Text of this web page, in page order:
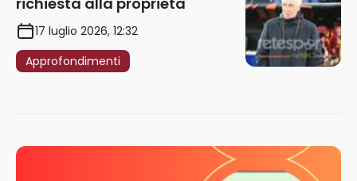
17 luglio 2026, 12:32
Approfondimenti